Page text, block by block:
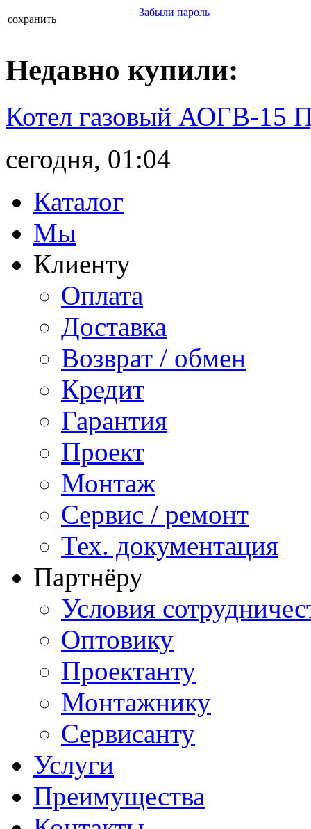
сохранить
Забыли пароль
Недавно купили:
Котел газовый АОГВ-
сегодня, 01:04
Каталог
Мы
Клиенту
Оплата
Доставка
Возврат / обмен
Кредит
Гарантия
Проект
Монтаж
Сервис / ремонт
Тех. документация
Партнёру
Условия
Оптовику
Проектанту
Монтажнику
Сервисанту
Услуги
Преимущества